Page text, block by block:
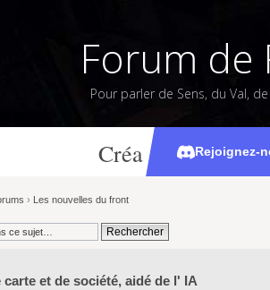
Forum de
Pour parler de Sens, du Val,
Rejoignez-
Créa Jdr, jeux
› Les nouvelles du front
carte et de société, aidé de l' IA